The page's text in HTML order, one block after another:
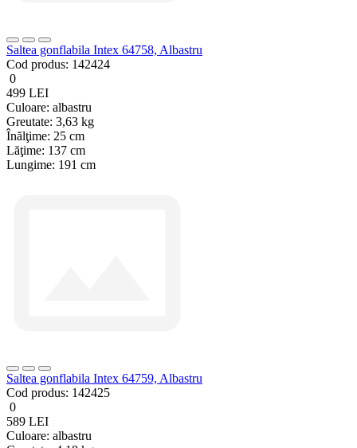
Saltea gonflabila Intex 64758, Albastru
Cod produs: 142424
0
499 LEI
Culoare: albastru
Greutate: 3,63 kg
Înălţime: 25 cm
Lăţime: 137 cm
Lungime: 191 cm
Saltea gonflabila Intex 64759, Albastru
Cod produs: 142425
0
589 LEI
Culoare: albastru